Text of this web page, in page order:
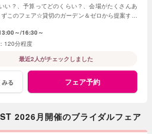
い？、予算ってどのくらい？、会場がたくさんあ
このフェア☆貸切のガーデン＆ゼロから提案する
～ 16:30～
120分程度
最近2人がチェックしました
みる フェア予約
2026月開催のブライダルフェア